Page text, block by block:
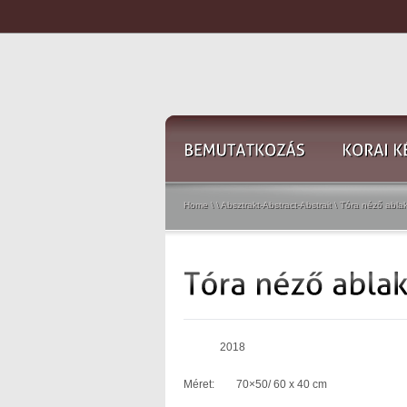
Home \ \ Absztrakt-Abstract-Abstrait\ Tóra néző ablak
2018
Méret: 70×50/ 60 x 40 cm